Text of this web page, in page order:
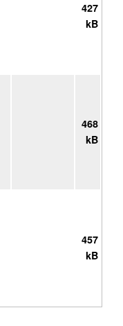
427
kB
468
kB
457
kB